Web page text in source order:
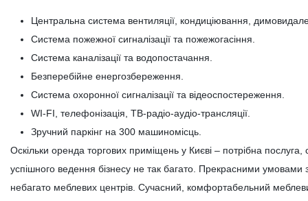
Центральна система вентиляції, кондиціювання,
Система пожежної сигналізації та пожежогасіння.
Система каналізації та водопостачання.
Безперебійне енергозбереження.
Система охоронної сигналізації та відеоспостереження.
WI-FI, телефонізація, ТВ-радіо-аудіо-трансляції.
Зручний паркінг на 300 машиномісць.
Оскільки оренда торгових приміщень у Києві – потрібна
успішного ведення бізнесу не так багато. Прекрасними умовами
небагато меблевих центрів. Сучасний, комфортабельний